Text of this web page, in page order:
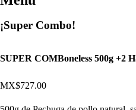
¡Super Combo!
SUPER COMBoneless 500g +2
MX$727.00